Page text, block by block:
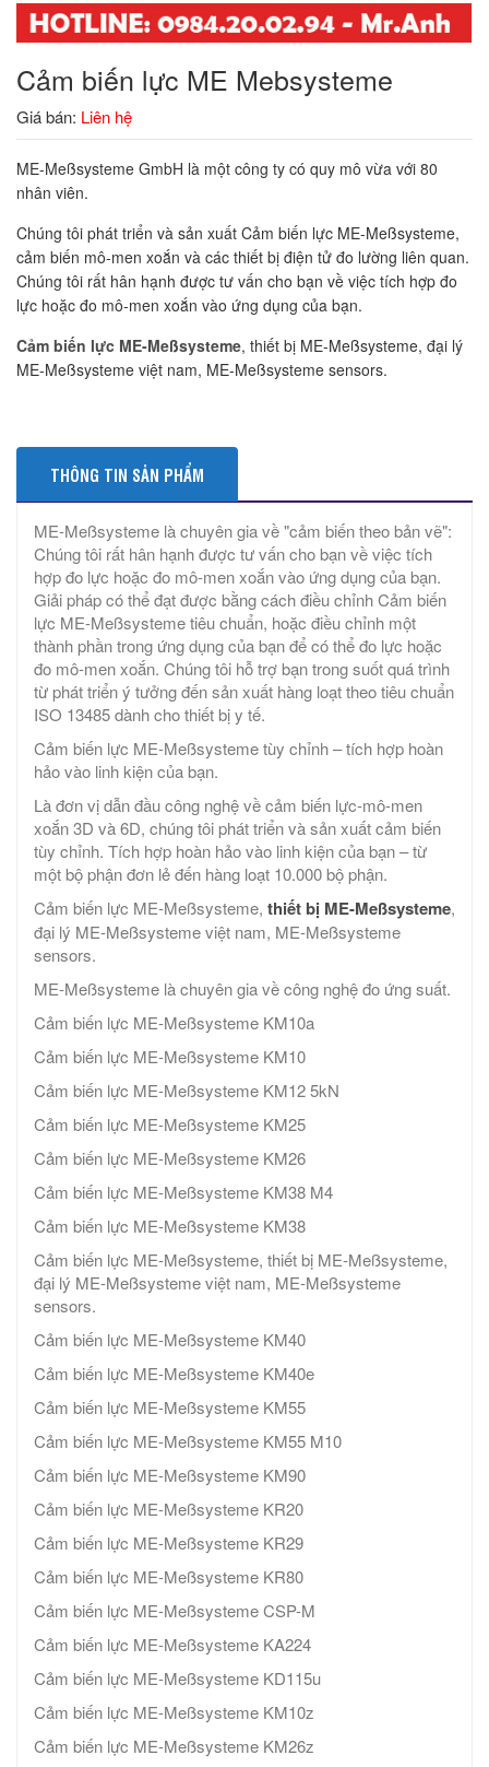
Cảm biến lực ME Mebsysteme
Giá bán: Liên hệ
ME-Meßsysteme GmbH là một công ty có quy mô vừa với 80
nhân viên.
Chúng tôi phát triển và sản xuất Cảm biến lực ME-Meßsysteme,
cảm biến mô-men xoắn và các thiết bị điện tử đo lường liên quan.
Chúng tôi rất hân hạnh được tư vấn cho bạn về việc tích hợp đo
lực hoặc đo mô-men xoắn vào ứng dụng của bạn.
Cảm biến lực ME-Meßsysteme, thiết bị ME-Meßsysteme, đại lý
ME-Meßsysteme việt nam, ME-Meßsysteme sensors.
THÔNG TIN SẢN PHẨM
ME-Meßsysteme là chuyên gia về "cảm biến theo bản vẽ":
Chúng tôi rất hân hạnh được tư vấn cho bạn về việc tích
hợp đo lực hoặc đo mô-men xoắn vào ứng dụng của bạn.
Giải pháp có thể đạt được bằng cách điều chỉnh Cảm biến
lực ME-Meßsysteme tiêu chuẩn, hoặc điều chỉnh một
thành phần trong ứng dụng của bạn để có thể đo lực hoặc
đo mô-men xoắn. ​​Chúng tôi hỗ trợ bạn trong suốt quá trình
từ phát triển ý tưởng đến sản xuất hàng loạt theo tiêu chuẩn
ISO 13485 dành cho thiết bị y tế.
Cảm biến lực ME-Meßsysteme tùy chỉnh – tích hợp hoàn
hảo vào linh kiện của bạn.
Là đơn vị dẫn đầu công nghệ về cảm biến lực-mô-men
xoắn 3D và 6D, chúng tôi phát triển và sản xuất cảm biến
tùy chỉnh. Tích hợp hoàn hảo vào linh kiện của bạn – từ
một bộ phận đơn lẻ đến hàng loạt 10.000 bộ phận.
Cảm biến lực ME-Meßsysteme, thiết bị ME-Meßsysteme,
đại lý ME-Meßsysteme việt nam, ME-Meßsysteme
sensors.
ME-Meßsysteme là chuyên gia về công nghệ đo ứng suất.
Cảm biến lực ME-Meßsysteme KM10a
Cảm biến lực ME-Meßsysteme KM10
Cảm biến lực ME-Meßsysteme KM12 5kN
Cảm biến lực ME-Meßsysteme KM25
Cảm biến lực ME-Meßsysteme KM26
Cảm biến lực ME-Meßsysteme KM38 M4
Cảm biến lực ME-Meßsysteme KM38
Cảm biến lực ME-Meßsysteme, thiết bị ME-Meßsysteme,
đại lý ME-Meßsysteme việt nam, ME-Meßsysteme
sensors.
Cảm biến lực ME-Meßsysteme KM40
Cảm biến lực ME-Meßsysteme KM40e
Cảm biến lực ME-Meßsysteme KM55
Cảm biến lực ME-Meßsysteme KM55 M10
Cảm biến lực ME-Meßsysteme KM90
Cảm biến lực ME-Meßsysteme KR20
Cảm biến lực ME-Meßsysteme KR29
Cảm biến lực ME-Meßsysteme KR80
Cảm biến lực ME-Meßsysteme CSP-M
Cảm biến lực ME-Meßsysteme KA224
Cảm biến lực ME-Meßsysteme KD115u
Cảm biến lực ME-Meßsysteme KM10z
Cảm biến lực ME-Meßsysteme KM26z